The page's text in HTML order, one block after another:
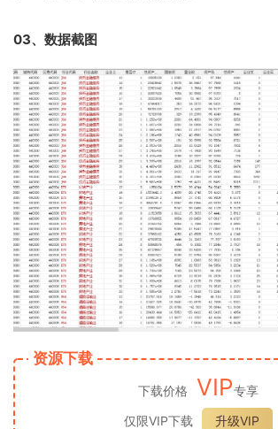
03、数据截图
资源下载
下载价格 VIP专享
仅限VIP下载
升级VIP